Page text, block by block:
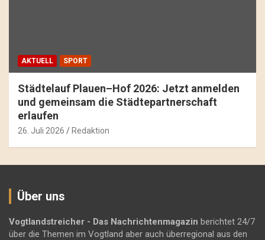
AKTUELL SPORT
Städtelauf Plauen–Hof 2026: Jetzt anmelden
und gemeinsam die Städtepartnerschaft
erlaufen
26. Juli 2026 Redaktion
Über uns
Vogtlandstreicher - Das Nachrichtenmagazin berichtet 24/7
über die Themen im Vogtland aber auch überregional aus den